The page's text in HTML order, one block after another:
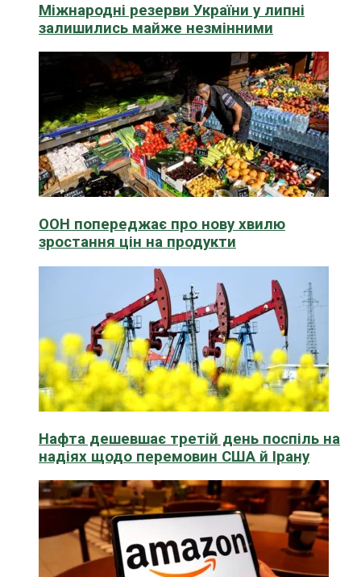
Міжнародні резерви України у липні
залишились майже незмінними
ООН попереджає про нову хвилю
зростання цін на продукти
Нафта дешевшає третій день поспіль на
надіях щодо перемовин США й Ірану